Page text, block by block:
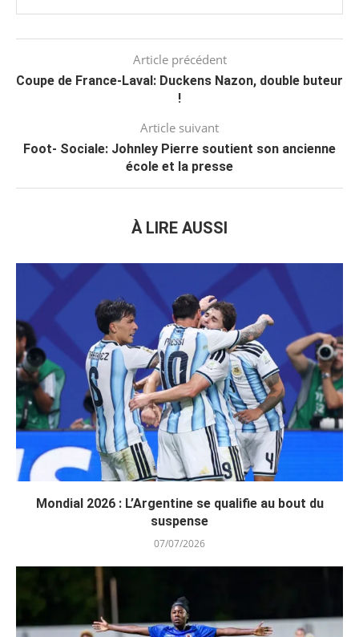
Article précédent
Coupe de France-Laval: Duckens Nazon, double buteur
!
Article suivant
Foot- Sociale: Johnley Pierre soutient son ancienne
école et la presse
À LIRE AUSSI
Mondial 2026 : L’Argentine se qualifie au bout du
suspense
07/07/2026